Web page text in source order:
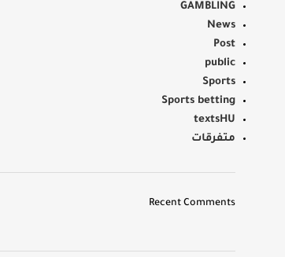
GAMBLING
News
Post
public
Sports
Sports betting
textsHU
متفرقات
Recent Comments